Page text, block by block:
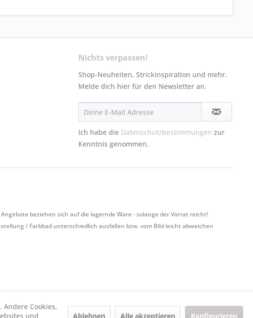
Nichts verpassen!
Shop-Neuheiten, Strickinspiration und mehr.
Melde dich hier für den Newsletter an.
Ich habe die Datenschutzbestimmungen zur
Kenntnis genommen.
beziehen sich auf die lagernde Ware - solange der Vorrat reicht!
/ Farbbad unterschiedlich ausfallen bzw. vom Bild leicht abweichen
Cookies,
und
Ablehnen Alle akzeptieren Konfigurieren